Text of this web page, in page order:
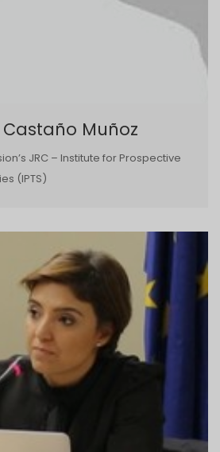
Muñoz
JRC – Institute for Prospective
(IPTS)